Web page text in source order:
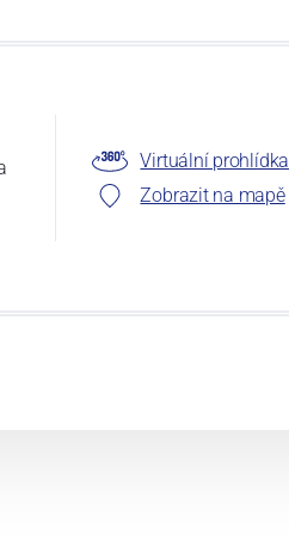
Virtuální prohlídka
Zobrazit na mapě